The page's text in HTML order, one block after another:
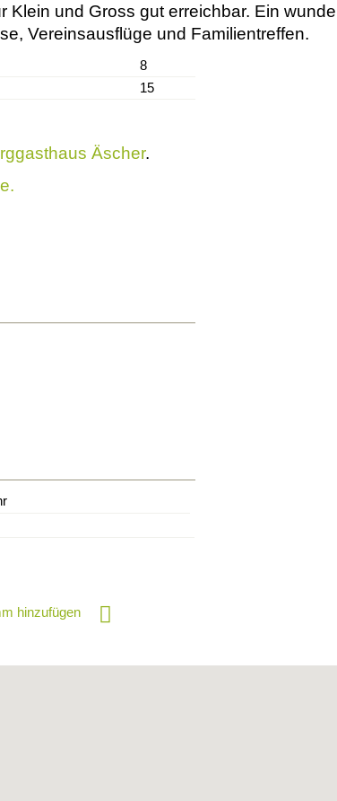
Klein und Gross gut erreichbar. Ein
Vereinsausflüge und Familientreffen.
8
15
Äscher.
hinzufügen